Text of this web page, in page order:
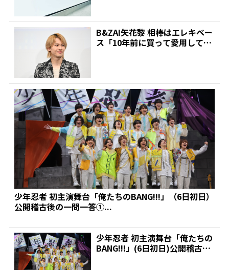
B&ZAI矢花黎 相棒はエレキベー
ス「10年前に買って愛用してい
少年忍者 初主演舞台「俺たちのBANG!!!」（6日初日）
公開稽古後の一問一答①...
少年忍者 初主演舞台「俺たちの
BANG!!!」(6日初日)公開稽古後